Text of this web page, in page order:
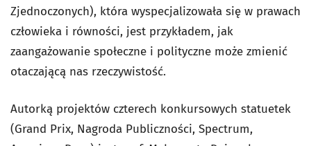
Zjednoczonych), która wyspecjalizowała się w prawach
człowieka i równości, jest przykładem, jak
zaangażowanie społeczne i polityczne może zmienić
otaczającą nas rzeczywistość.
Autorką projektów czterech konkursowych statuetek
(Grand Prix, Nagroda Publiczności, Spectrum,